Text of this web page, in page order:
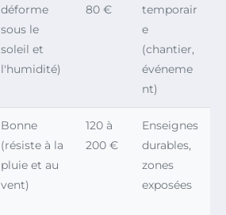
déforme
sous le
soleil et
l'humidité)
80 €
temporair
e
(chantier,
événeme
nt)
Bonne
(résiste à la
pluie et au
vent)
120 à
200 €
Enseignes
durables,
zones
exposées